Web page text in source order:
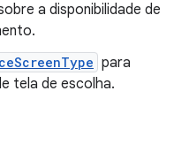
a disponibilidade de
para
tela de escolha.